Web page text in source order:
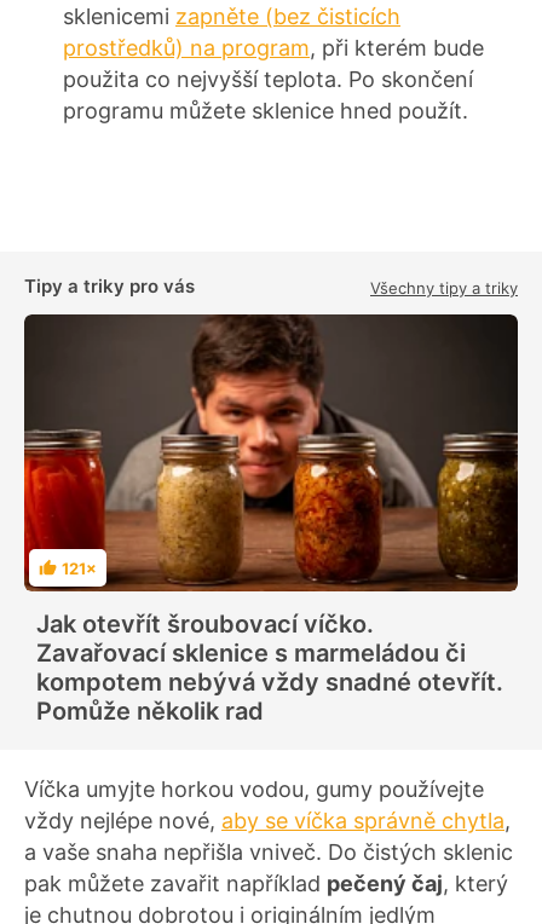
sklenicemi zapněte (bez čisticích
prostředků) na program, při kterém bude
použita co nejvyšší teplota. Po skončení
programu můžete sklenice hned použít.
Tipy a triky pro vás Všechny tipy a triky
H
o
n
o
c
e
n
í
121×
Jak otevřít šroubovací víčko.
Zavařovací sklenice s marmeládou či
kompotem nebývá vždy snadné otevřít.
Pomůže několik rad
Víčka umyjte horkou vodou, gumy používejte
vždy nejlépe nové, aby se víčka správně chytla,
a vaše snaha nepřišla vniveč. Do čistých sklenic
pak můžete zavařit například pečený čaj, který
je chutnou dobrotou i originálním jedlým